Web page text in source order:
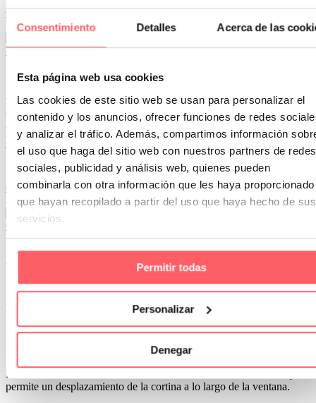
Consentimiento Detalles Acerca de las
Esta página web usa cookies
Las cookies de este sitio web se usan para personalizar el
contenido y los anuncios, ofrecer funciones de redes
y analizar el tráfico. Además, compartimos información
el uso que haga del sitio web con nuestros partners de redes
sociales, publicidad y análisis web, quienes pueden
combinarla con otra información que les haya proporcionado
que hayan recopilado a partir del uso que haya hecho de sus
servicios.
Permitir todas
Personalizar
Denegar
0 2
15 Oct 2019
Estor lapa: la solución para tu puerta de cocina
En muchas cocinas se nos plantea la necesidad de poner cortinas en
una puerta de salida a terraza o un tendedero. Una barra con un
visillo puede ser que dificulte la apertura de la puerta. Un estor
convencional tendrá que subirse hasta arriba cada vez que se quiera
acceder a la terraza. Y un estor enrollable no puede desmontarse
para lavar, lo que no gusta a algunos clientes.
Tenemos una SOLUCÍN PRÁCTICA Y MUY DECORATIVA: EL
ESTOR LAPA.
0
0
30 Abr 2019
Como dar calidez a una oficina moderna con una cortina de textil
¿Piensas que es posible la combinación de un visillo de textil en una
oficina o sala de juntas?. Te presentamos nuestro último proyecto.
El cliente nos planteaba la necesidad de aportar calidez. Era
para una zona de trabajo muy amplia, con un mobiliario muy
moderno. Se eligió un textil que pudiera lavarse en la lavadora y no
necesitara planchado. En una textura lisa y un color blanco roto.
Esto aporta una gran luminosidad y la posibilidad de combinar con
un papel con geométricos en una de las paredes.
Lo ideal era una instalación al techo. Utilizando un riel manual que
permite un desplazamiento de la cortina a lo largo de la ventana.